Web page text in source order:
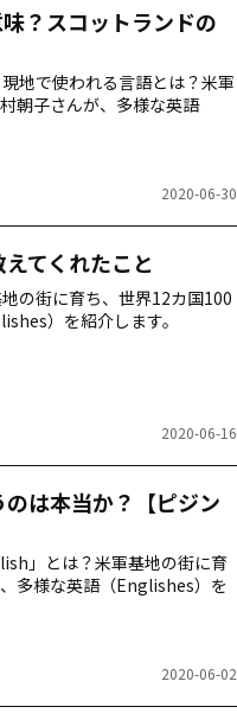
？スコットランドの
地で使われる言語とは？米軍
朝子さんが、多様な英語
2020-06-30
てくれたこと
の街に育ち、世界12カ国100
）を紹介します。
2020-06-16
は本当か？【ピジン
」とは？米軍基地の街に育
多様な英語（Englishes）を
2020-06-02